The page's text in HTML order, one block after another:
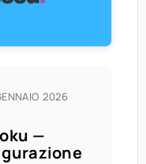
2026
—